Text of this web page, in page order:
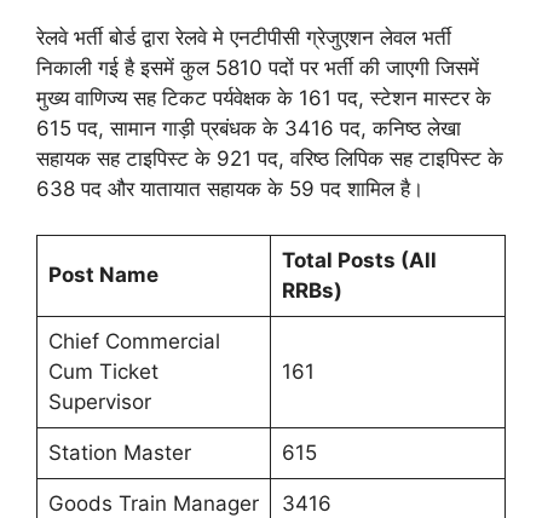
रेलवे भर्ती बोर्ड द्वारा रेलवे मे एनटीपीसी ग्रेजुएशन लेवल भर्ती
निकाली गई है इसमें कुल 5810 पदों पर भर्ती की जाएगी जिसमें
मुख्य वाणिज्य सह टिकट पर्यवेक्षक के 161 पद, स्टेशन मास्टर के
615 पद, सामान गाड़ी प्रबंधक के 3416 पद, कनिष्ठ लेखा
सहायक सह टाइपिस्ट के 921 पद, वरिष्ठ लिपिक सह टाइपिस्ट के
638 पद और यातायात सहायक के 59 पद शामिल है।
Post Name
Total Posts (All
RRBs)
Chief Commercial
Cum Ticket
Supervisor
161
Station Master 615
Goods Train Manager 3416